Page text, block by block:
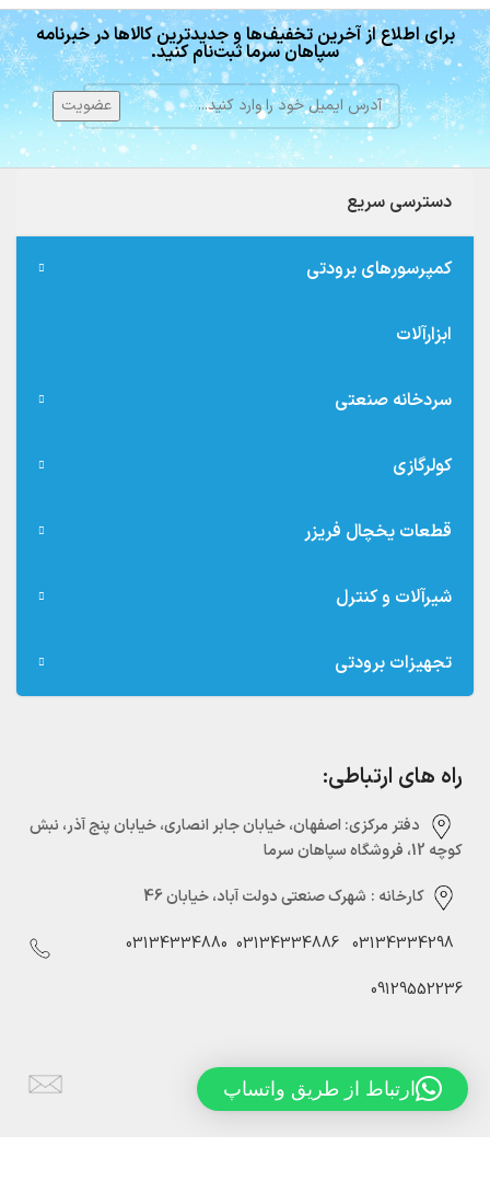
برای اطلاع از آخرین تخفیف‌ها و جدیدترین کالاها در خبرنامه
سپاهان سرما ثبت‌نام کنید.
دسترسی سریع
کمپرسورهای برودتی
ابزارآلات
سردخانه صنعتی
کولرگازی
قطعات یخچال فریزر
شیرآلات و کنترل
تجهیزات برودتی
راه های ارتباطی:
دفتر مرکزی:‌ اصفهان، خیابان جابر انصاری، خیابان پنج آذر، نبش
کوچه 12، فروشگاه سپاهان سرما
کارخانه : شهرک صنعتی دولت آباد، خیابان 46
03134334298
03134334886
03134334880
09129552236
Info@sepahansarmaco.ir
ارتباط از طریق واتساپ